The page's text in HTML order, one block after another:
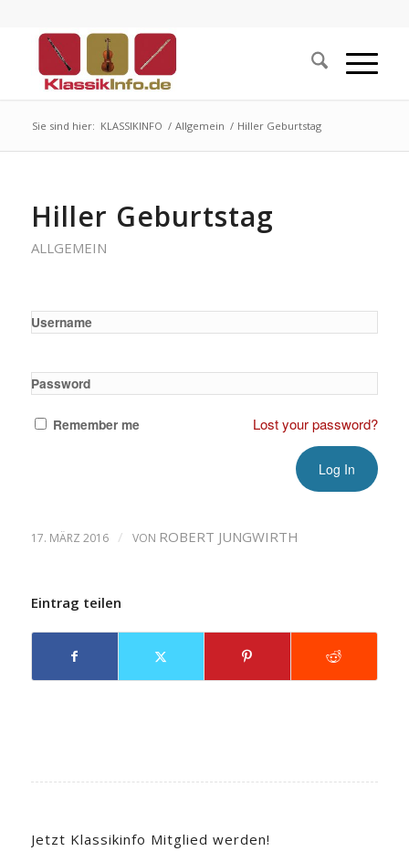
Sie sind hier: KLASSIKINFO / Allgemein / Hiller Geburtstag
Hiller Geburtstag
ALLGEMEIN
Username
Password
Remember me Lost your password?
17. MÄRZ 2016 / VON ROBERT JUNGWIRTH
Eintrag teilen
Jetzt Klassikinfo Mitglied werden!